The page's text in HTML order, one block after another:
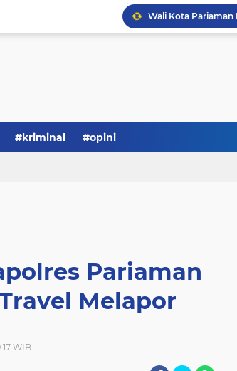
#kriminal #opini
Pariaman
Melapor
WIB